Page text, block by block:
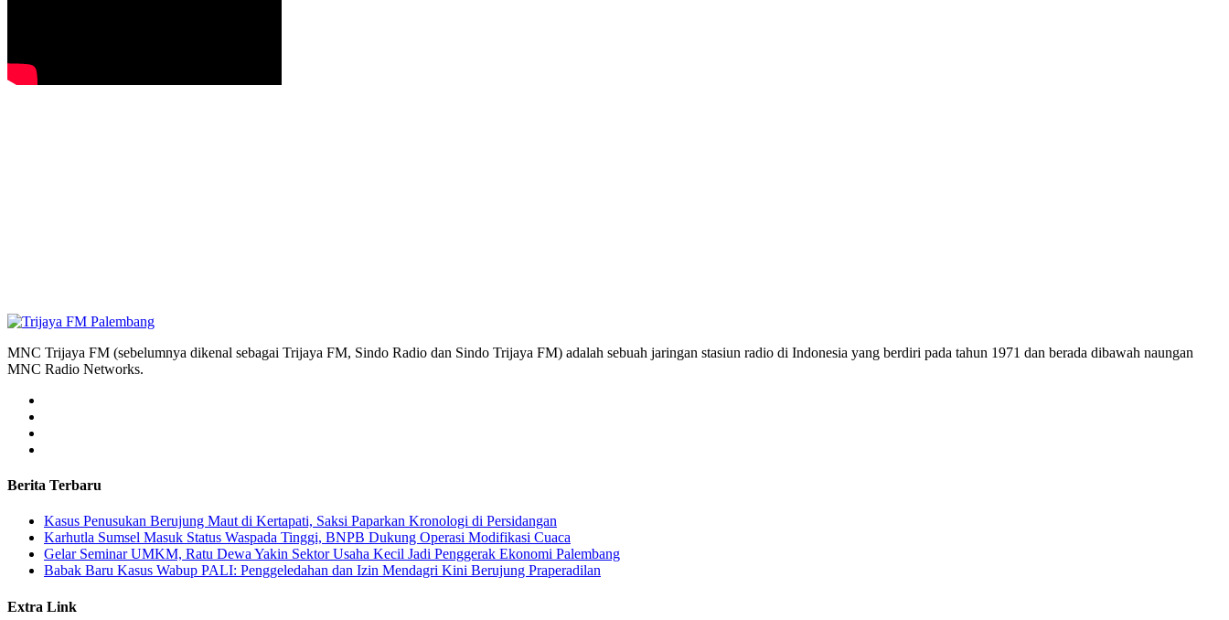
MNC Trijaya FM (sebelumnya dikenal sebagai Trijaya FM, Sindo Radio dan Sindo Trijaya FM) adalah sebuah jaringan stasiun radio di Indonesia yang berdiri pada tahun 1971 dan berada dibawah naungan
MNC Radio Networks.
Berita Terbaru
Kasus Penusukan Berujung Maut di Kertapati, Saksi Paparkan Kronologi di Persidangan
Karhutla Sumsel Masuk Status Waspada Tinggi, BNPB Dukung Operasi Modifikasi Cuaca
Gelar Seminar UMKM, Ratu Dewa Yakin Sektor Usaha Kecil Jadi Penggerak Ekonomi Palembang
Babak Baru Kasus Wabup PALI: Penggeledahan dan Izin Mendagri Kini Berujung Praperadilan
Extra Link